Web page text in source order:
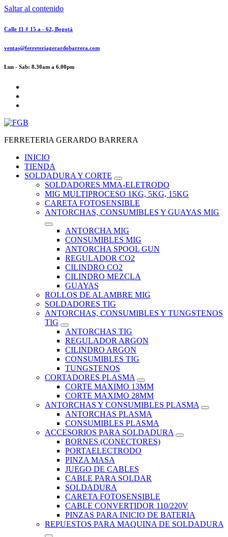
Saltar al contenido
Calle 11 # 15 a - 62, Bogotá
ventas@ferreteriagerardobarrera.com
Lun - Sab: 8.30am a 6.00pm
FERRETERIA GERARDO BARRERA
INICIO
TIENDA
SOLDADURA Y CORTE
SOLDADORES MMA-ELETRODO
MIG MULTIPROCESO 1KG, 5KG, 15KG
CARETA FOTOSENSIBLE
ANTORCHAS, CONSUMIBLES Y GUAYAS MIG
ANTORCHA MIG
CONSUMIBLES MIG
ANTORCHA SPOOL GUN
REGULADOR CO2
CILINDRO CO2
CILINDRO MEZCLA
GUAYAS
ROLLOS DE ALAMBRE MIG
SOLDADORES TIG
ANTORCHAS, CONSUMIBLES Y TUNGSTENOS
TIG
ANTORCHAS TIG
REGULADOR ARGON
CILINDRO ARGON
CONSUMIBLES TIG
TUNGSTENOS
CORTADORES PLASMA
CORTE MAXIMO 13MM
CORTE MAXIMO 28MM
ANTORCHAS Y CONSUMIBLES PLASMA
ANTORCHAS PLASMA
CONSUMIBLES PLASMA
ACCESORIOS PARA SOLDADURA
BORNES (CONECTORES)
PORTAELECTRODO
PINZA MASA
JUEGO DE CABLES
CABLE PARA SOLDAR
SOLDADURA
CARETA FOTOSENSIBLE
CABLE CONVERTIDOR 110/220V
PINZAS PARA INICIO DE BATERIA
REPUESTOS PARA MAQUINA DE SOLDADURA